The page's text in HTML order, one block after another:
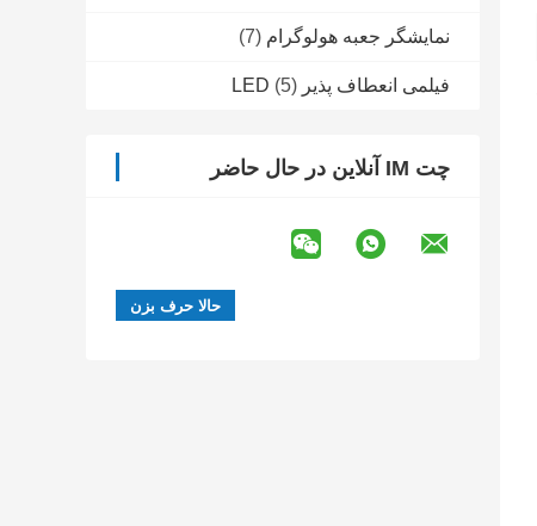
نمایشگر جعبه هولوگرام (7)
فیلمی انعطاف پذیر LED (5)
چت IM آنلاین در حال حاضر